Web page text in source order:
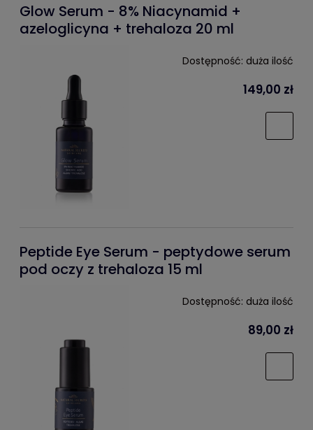
Glow Serum - 8% Niacynamid +
azeloglicyna + trehaloza 20 ml
Dostępność: duża ilość
149,00 zł
Peptide Eye Serum - peptydowe serum
pod oczy z trehaloza 15 ml
Dostępność: duża ilość
89,00 zł